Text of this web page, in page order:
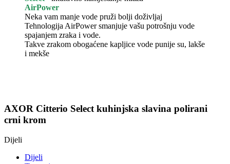
AirPower
Neka vam manje vode pruži bolji doživljaj
Tehnologija AirPower smanjuje vašu potrošnju vode
spajanjem zraka i vode.
Takve zrakom obogaćene kapljice vode punije su, lakše
i mekše
AXOR Citterio Select kuhinjska slavina polirani
crni krom
Dijeli
Dijeli